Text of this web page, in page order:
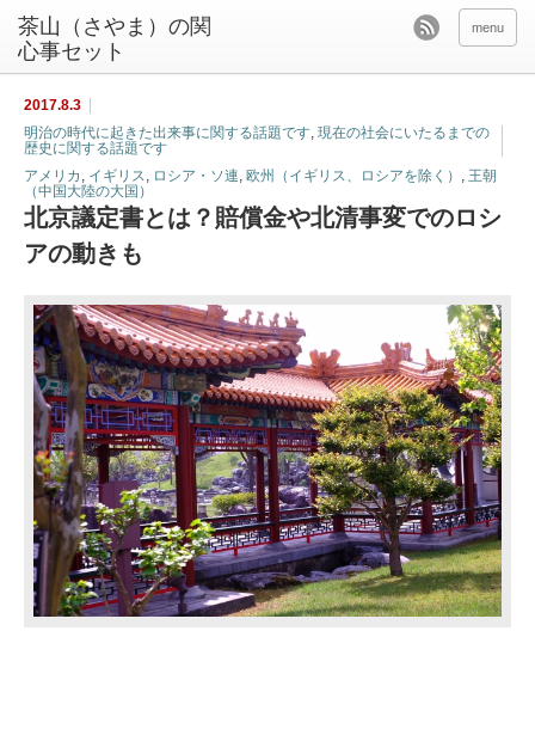
茶山（さやま）の関
心事セット
menu
2017.8.3
明治の時代に起きた出来事に関する話題です, 現在の社会にいたるまでの
歴史に関する話題です
アメリカ , イギリス, ロシア・ソ連, 欧州（イギリス、ロシアを除く） , 王朝
（中国大陸の大国）
北京議定書とは？賠償金や北清事変でのロシ
アの動きも